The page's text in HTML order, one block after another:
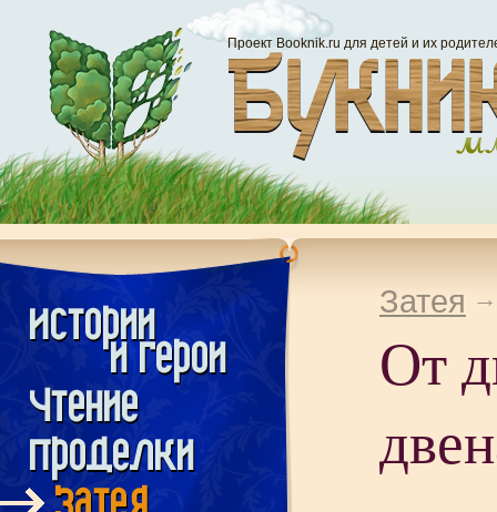
Проект Booknik.ru для детей и их
Затея
От